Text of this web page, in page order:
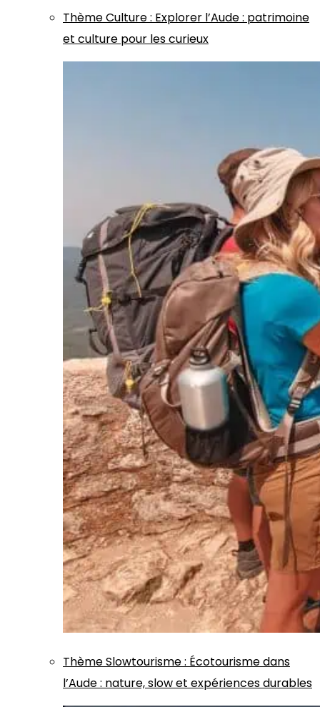
ThèmeCulture: Explorer l’Aude : patrimoine
et culture pour les curieux
ThèmeSlowtourisme: Écotourisme dans
l’Aude : nature, slow et expériences durables